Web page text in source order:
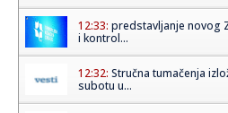
12:33: predstavljanje novog
i kontrol...
12:32: Stručna tumačenja
subotu u...